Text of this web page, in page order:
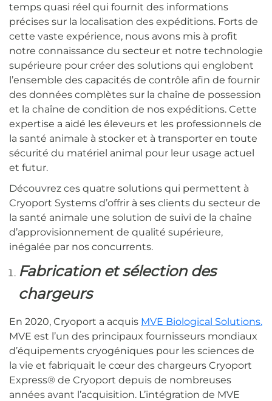
temps quasi réel qui fournit des informations
précises sur la localisation des expéditions. Forts de
cette vaste expérience, nous avons mis à profit
notre connaissance du secteur et notre technologie
supérieure pour créer des solutions qui englobent
l’ensemble des capacités de contrôle afin de fournir
des données complètes sur la chaîne de possession
et la chaîne de condition de nos expéditions. Cette
expertise a aidé les éleveurs et les professionnels de
la santé animale à stocker et à transporter en toute
sécurité du matériel animal pour leur usage actuel
et futur.
Découvrez ces quatre solutions qui permettent à
Cryoport Systems d’offrir à ses clients du secteur de
la santé animale une solution de suivi de la chaîne
d’approvisionnement de qualité supérieure,
inégalée par nos concurrents.
Fabrication et sélection des
chargeurs
En 2020, Cryoport a acquis MVE Biological Solutions.
MVE est l’un des principaux fournisseurs mondiaux
d’équipements cryogéniques pour les sciences de
la vie et fabriquait le cœur des chargeurs Cryoport
Express® de Cryoport depuis de nombreuses
années avant l’acquisition. L’intégration de MVE